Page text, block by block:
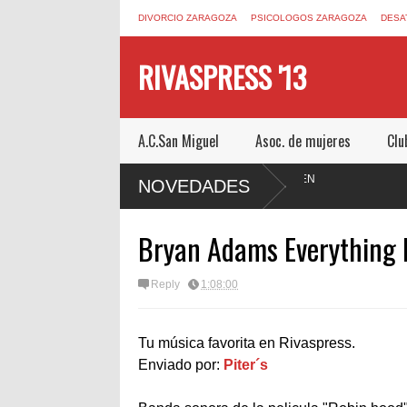
DIVORCIO ZARAGOZA PSICOLOGOS ZARAGOZA
RIVASPRESS '13
A.C.San Miguel Asoc. de mujeres
NOVEDADES
UN ESCAPE ROOM DE MUCHO MIEDO EN
Bryan Adams
Reply 1:08:00
Tu música favorita en Rivaspress.
Enviado por: Piter´s